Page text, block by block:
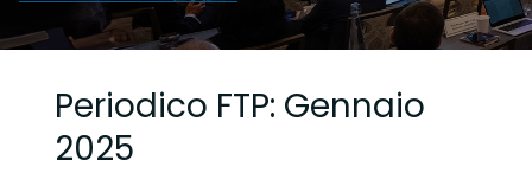
Periodico FTP: Gennaio
2025